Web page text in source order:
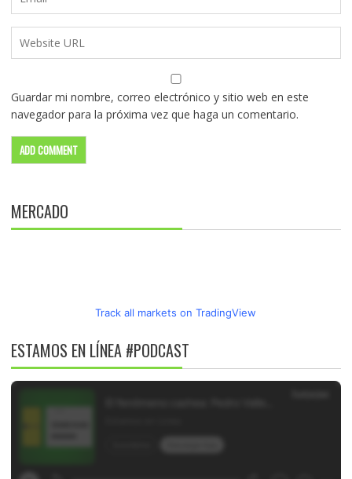
Guardar mi nombre, correo electrónico y sitio web en este
navegador para la próxima vez que haga un comentario.
MERCADO
Track all markets on TradingView
ESTAMOS EN LÍNEA #PODCAST